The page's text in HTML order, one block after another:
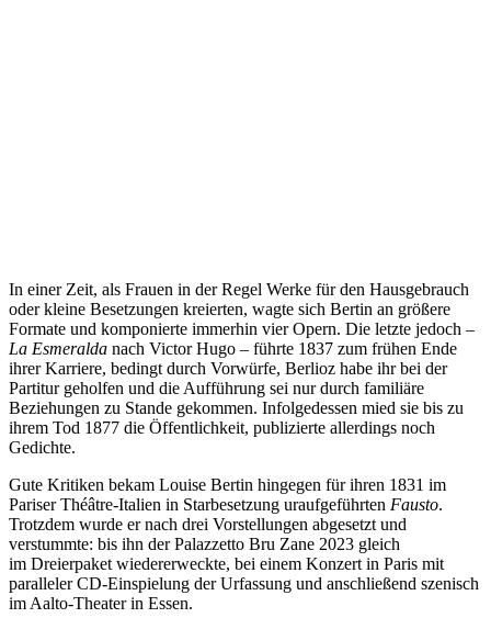
In einer Zeit, als Frauen in der Regel Werke für den Hausgebrauch
oder kleine Besetzungen kreierten, wagte sich Bertin an größere
Formate und komponierte immerhin vier Opern. Die letzte jedoch –
La Esmeralda nach Victor Hugo – führte 1837 zum frühen Ende
ihrer Karriere, bedingt durch Vorwürfe, Berlioz habe ihr bei der
Partitur geholfen und die Aufführung sei nur durch familiäre
Beziehungen zu Stande gekommen. Infolgedessen mied sie bis zu
ihrem Tod 1877 die Öffentlichkeit, publizierte allerdings noch
Gedichte.
Gute Kritiken bekam Louise Bertin hingegen für ihren 1831 im
Pariser Théâtre-Italien in Starbesetzung uraufgeführten Fausto.
Trotzdem wurde er nach drei Vorstellungen abgesetzt und
verstummte: bis ihn der Palazzetto Bru Zane 2023 gleich
im Dreierpaket wiedererweckte, bei einem Konzert in Paris mit
paralleler CD-Einspielung der Urfassung und anschließend szenisch
im Aalto-Theater in Essen.